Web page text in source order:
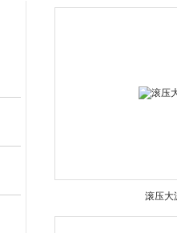
滚压大